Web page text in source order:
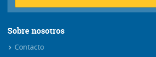
Sobre nosotros
Contacto